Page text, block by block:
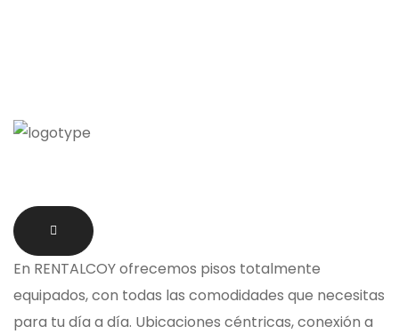
En RENTALCOYofrecemos pisos totalmente
equipados, con todas las comodidades que necesitas
para tu día a día. Ubicaciones céntricas, conexión a